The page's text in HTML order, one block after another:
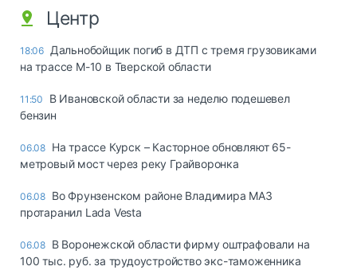
Центр
18:06 Дальнобойщик погиб в ДТП с тремя грузовиками
на трассе М-10 в Тверской области
11:50
В Ивановской области за неделю подешевел
бензин
06.08 На трассе Курск – Касторное обновляют 65-
метровый мост через реку Грайворонка
06.08 Во Фрунзенском районе Владимира МАЗ
протаранил Lada Vesta
06.08 В Воронежской области фирму оштрафовали на
100 тыс. руб. за трудоустройство экс-таможенника